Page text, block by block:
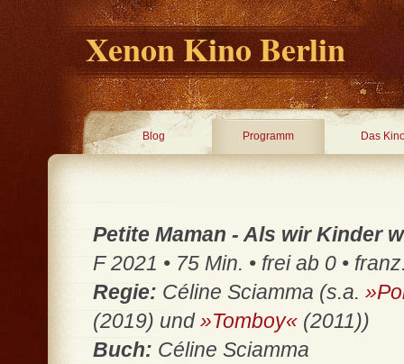
Xenon Kino Berlin
Blog Programm Das
Petite Maman - Als wir Kinder
F 2021 • 75 Min. • frei ab 0 •
Regie: Céline Sciamma (s.a.
(2019) und»Tomboy« (2011))
Buch: Céline Sciamma